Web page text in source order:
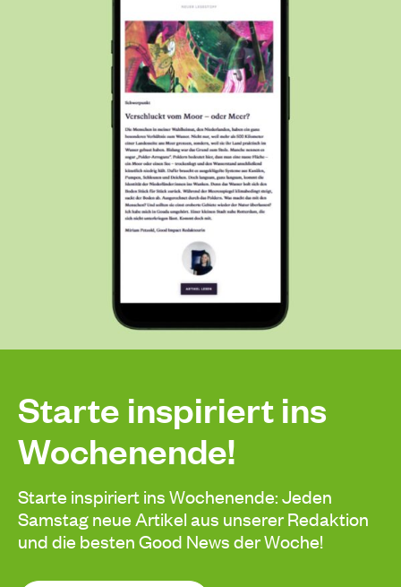
Starte inspiriert ins
Wochenende!
Starte inspiriert ins Wochenende: Jeden
Samstag neue Artikel aus unserer Redaktion
und die besten Good News der Woche!